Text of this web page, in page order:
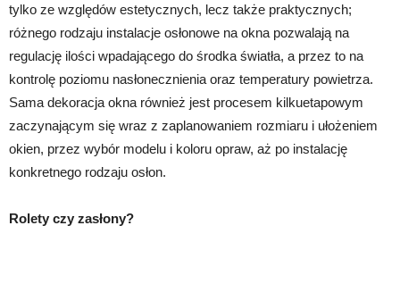
tylko ze względów estetycznych, lecz także praktycznych;
różnego rodzaju instalacje osłonowe na okna pozwalają na
regulację ilości wpadającego do środka światła, a przez to na
kontrolę poziomu nasłonecznienia oraz temperatury powietrza.
Sama dekoracja okna również jest procesem kilkuetapowym
zaczynającym się wraz z zaplanowaniem rozmiaru i ułożeniem
okien, przez wybór modelu i koloru opraw, aż po instalację
konkretnego rodzaju osłon.
Rolety czy zasłony?